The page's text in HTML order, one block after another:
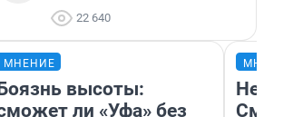
22 640
МНЕНИЕ
высоты:
ли «Уфа» без